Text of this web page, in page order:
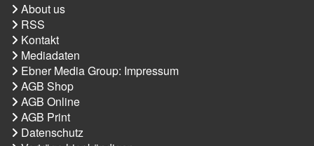
About us
RSS
Kontakt
Mediadaten
Ebner Media Group: Impressum
AGB Shop
AGB Online
AGB Print
Datenschutz